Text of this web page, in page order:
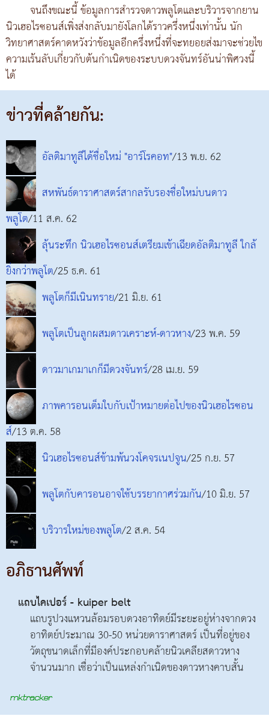
จนถึงขณะนี้ ข้อมูลการสำรวจดาวพลูโตและบริวารจากยาน
นิวเฮอไรซอนส์เพิ่งส่งกลับมายังโลกได้ราวครึ่งหนึ่งเท่านั้น นัก
วิทยาศาสตร์คาดหวังว่าข้อมูลอีกครึ่งหนึ่งที่จะทยอยส่งมาจะช่วยไข
ความเร้นลับเกี่ยวกับต้นกำเนิดของระบบดวงจันทร์อันน่าพิศวงนี้
ได้
ข่าวที่คล้ายกัน:
อัลติมาทูลีได้ชื่อใหม่ "อาร์โรคอท"/13 พ.ย. 62
สหพันธ์ดาราศาสตร์สากลรับรองชื่อใหม่บนดาว
พลูโต/11 ส.ค. 62
ลุ้นระทึก นิวเฮอไรซอนส์เตรียมเข้าเฉียดอัลติมาทูลี ใกล้
ยิ่งกว่าพลูโต/25 ธ.ค. 61
พลูโตก็มีเนินทราย/21 มิ.ย. 61
พลูโตเป็นลูกผสมดาวเคราะห์-ดาวหาง/23 พ.ค. 59
ดาวมาเกมาเกก็มีดวงจันทร์/28 เม.ย. 59
ภาพคารอนเต็มใบกับเป้าหมายต่อไปของนิวเฮอไรซอน
ส์/13 ต.ค. 58
นิวเฮอไรซอนส์ข้ามพ้นวงโคจรเนปจูน/25 ก.ย. 57
พลูโตกับคารอนอาจใช้บรรยากาศร่วมกัน/10 มิ.ย. 57
บริวารใหม่ของพลูโต/2 ส.ค. 54
อภิธานศัพท์
แถบไคเปอร์ - kuiper belt
แถบรูปวงแหวนล้อมรอบดวงอาทิตย์มีระยะอยู่ห่างจากดวง
อาทิตย์ประมาณ 30-50 หน่วยดาราศาสตร์ เป็นที่อยู่ของ
วัตถุขนาดเล็กที่มีองค์ประกอบคล้ายนิวเคลียสดาวหาง
จำนวนมาก เชื่อว่าเป็นแหล่งกำเนิดของดาวหางคาบสั้น